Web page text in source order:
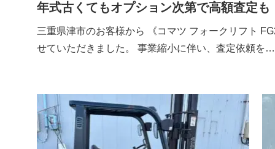
年式古くてもオプション次第で高額査定も
三重県津市のお客様から 《コマツ フォークリフト
せていただきました。 事業縮小に伴い、査定依頼を…